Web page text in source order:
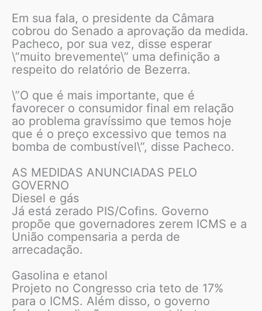
Em sua fala, o presidente da Câmara
cobrou do Senado a aprovação da medida.
Pacheco, por sua vez, disse esperar
\”muito brevemente\” uma definição a
respeito do relatório de Bezerra.
\”O que é mais importante, que é
favorecer o consumidor final em relação
ao problema gravíssimo que temos hoje
que é o preço excessivo que temos na
bomba de combustível\”, disse Pacheco.
AS MEDIDAS ANUNCIADAS PELO
GOVERNO
Diesel e gás
Já está zerado PIS/Cofins. Governo
propõe que governadores zerem ICMS e a
União compensaria a perda de
arrecadação.
Gasolina e etanol
Projeto no Congresso cria teto de 17%
para o ICMS. Além disso, o governo